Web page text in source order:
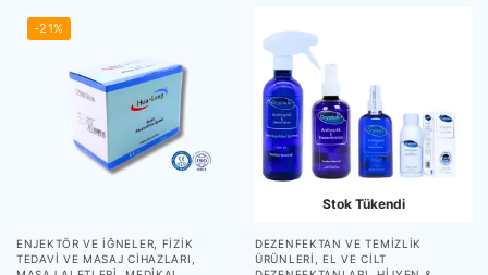
-21%
ENJEKTÖR VE İĞNELER
FIZIK
TEDAVI VE MASAJ CIHAZLARI
Stok Tükendi
DEZENFEKTAN VE TEMIZLIK
ÜRÜNLERI
EL VE CILT